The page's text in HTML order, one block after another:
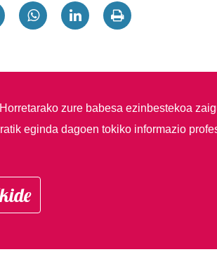
Horretarako zure babesa ezinbestekoa
eginda dagoen tokiko informazio